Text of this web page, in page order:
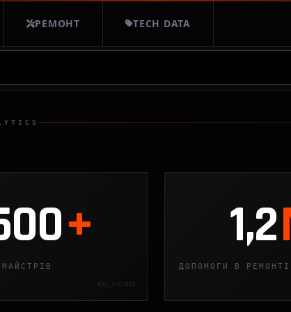
РЕМОНТ TECH DATA
+
EDU_SUCCESS
1,2
ДОПОМОГИ В РЕМОНТІ